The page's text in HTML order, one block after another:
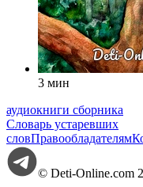
3 мин
аудиокниги сборника
Словарь устаревших
словПравообладателям
© Deti-Online.com